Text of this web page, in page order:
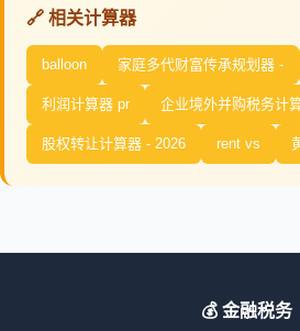
🔗 相关计算器
balloon 家庭多代财富传承规划器 -
利润计算器 pr 企业境外并购税务计
股权转让计算器 - 2026 rent vs
💰 金融税务